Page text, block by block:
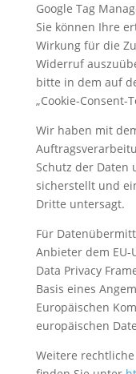
Google Tag
Sie können Ihre
Wirkung für die
Widerruf
bitte in dem auf
„Cookie-Consent-
Wir haben mit
Schutz der Daten
sicherstellt und
Dritte untersagt.
Für
Anbieter dem EU-
Data Privacy
Basis eines
Europäischen
europäischen
Weitere